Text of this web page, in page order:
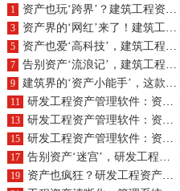
1 资产也玩‘跨界’？建筑工程资产管理软件，带你领略跨界之美！
3 资产界的‘网红’来了！建筑工程资产管理软件，让你成为焦点！
5 资产也爱‘高科技’，建筑工程资产管理软件，让它们‘焕然一新’！
7 告别资产‘流浪记’，建筑工程资产管理软件，让它们‘归家’！
9 建筑界的‘资产小能手’，这款资产管理软件让你省心省力！
11 研发工程资产管理软件：资产界的‘驯龙高手’，让你轻松驾驭！
13 研发工程资产管理软件：资产界的‘小秘书’，助你高效管理！
15 研发工程资产管理软件：资产界的‘保姆’，让你省心又省力！
17 告别资产‘迷宫’，研发工程资产管理软件，带你‘一键导航’！
19 资产也疯狂？研发工程资产管理软件，让它们‘乖乖听话’！